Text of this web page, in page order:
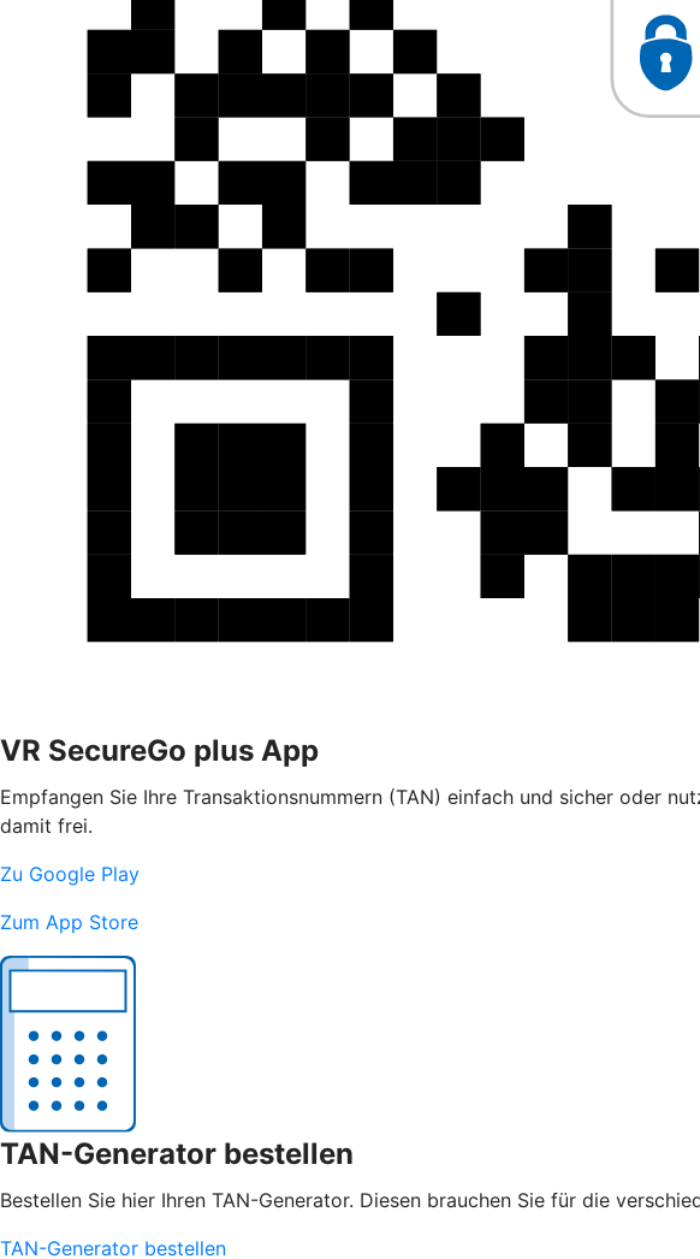
VR SecureGo plus App
Empfangen Sie Ihre Transaktionsnummern (TAN) einfach und sicher oder
damit frei.
Zu Google Play
Zum App Store
TAN-Generator bestellen
Bestellen Sie hier Ihren TAN-Generator. Diesen brauchen Sie für die
TAN-Generator bestellen